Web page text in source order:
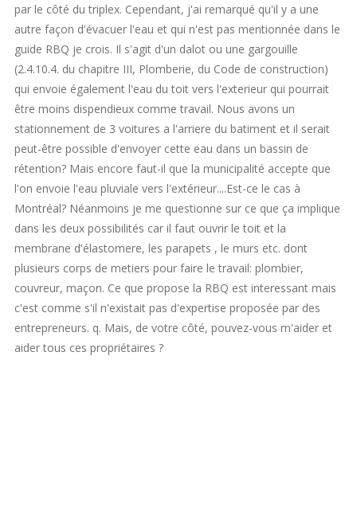
par le côté du triplex. Cependant, j'ai remarqué qu'il y a une
autre façon d'évacuer l'eau et qui n'est pas mentionnée dans le
guide RBQ je crois. Il s'agit d'un dalot ou une gargouille
(2.4.10.4. du chapitre III, Plomberie, du Code de construction)
qui envoie également l'eau du toit vers l'exterieur qui pourrait
être moins dispendieux comme travail. Nous avons un
stationnement de 3 voitures a l'arriere du batiment et il serait
peut-être possible d'envoyer cette eau dans un bassin de
rétention? Mais encore faut-il que la municipalité accepte que
l'on envoie l'eau pluviale vers l'extérieur....Est-ce le cas à
Montréal? Néanmoins je me questionne sur ce que ça implique
dans les deux possibilités car il faut ouvrir le toit et la
membrane d'élastomere, les parapets , le murs etc. dont
plusieurs corps de metiers pour faire le travail: plombier,
couvreur, maçon. Ce que propose la RBQ est interessant mais
c'est comme s'il n'existait pas d'expertise proposée par des
entrepreneurs. q. Mais, de votre côté, pouvez-vous m'aider et
aider tous ces propriétaires ?